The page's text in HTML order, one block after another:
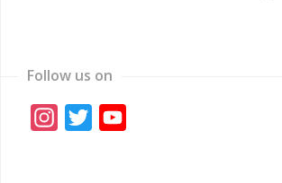
Follow us on
Instagram
Twitter